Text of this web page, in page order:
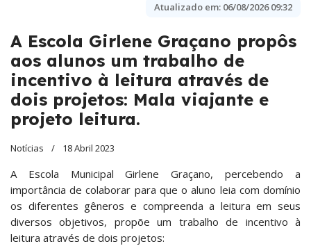
Atualizado em: 06/08/2026 09:32
A Escola Girlene Graçano propôs
aos alunos um trabalho de
incentivo à leitura através de
dois projetos: Mala viajante e
projeto leitura.
Notícias 18 Abril 2023
A Escola Municipal Girlene Graçano, percebendo a
importância de colaborar para que o aluno leia com domínio
os diferentes gêneros e compreenda a leitura em seus
diversos objetivos, propõe um trabalho de incentivo à
leitura através de dois projetos: